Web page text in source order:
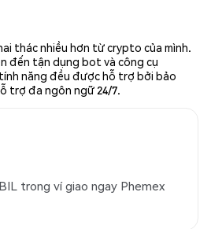
thác nhiều hơn từ crypto của mình.
đến tận dụng bot và công cụ
năng đều được hỗ trợ bởi bảo
trợ đa ngôn ngữ 24/7.
trong ví giao ngay Phemex